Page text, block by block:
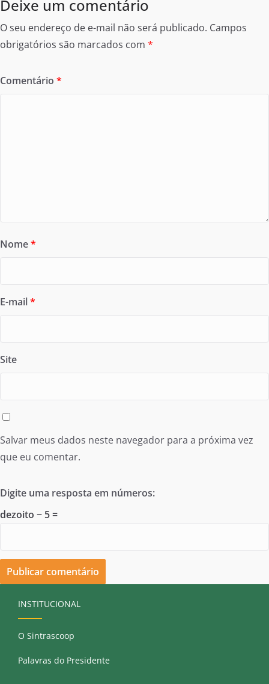
Deixe um comentário
O seu endereço de e-mail não será publicado. Campos
obrigatórios são marcados com *
Comentário *
Nome*
E-mail*
Site
Salvar meus dados neste navegador para a próxima vez
que eu comentar.
Digite uma resposta em números:
dezoito − 5 =
INSTITUCIONAL
O Sintrascoop
Palavras do Presidente